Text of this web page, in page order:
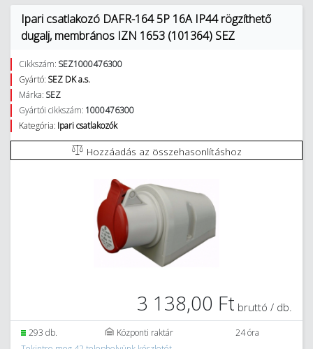
Ipari csatlakozó DAFR-164 5P 16A IP44 rögzíthető
dugalj, membrános IZN 1653 (101364) SEZ
Cikkszám: SEZ1000476300
Gyártó: SEZ DK a.s.
Márka: SEZ
Gyártói cikkszám: 1000476300
Kategória: Ipari csatlakozók
Hozzáadás az összehasonlításhoz
3 138,00 Ft bruttó / db.
293 db. Központi raktár
24 óra